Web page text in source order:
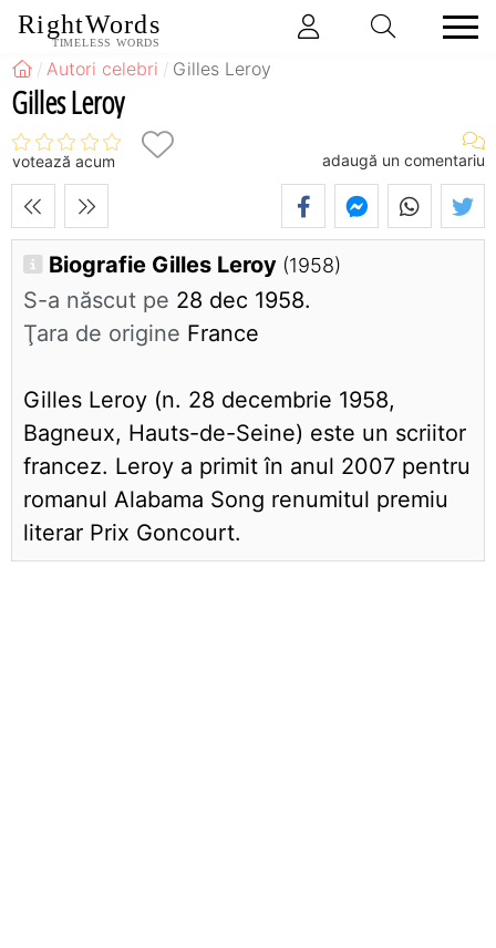
RightWords
TIMELESS WORDS
Autori celebri Gilles Leroy
Gilles Leroy
votează acum adaugă un comentariu
Biografie Gilles Leroy (1958)
S-a născut pe 28 dec 1958.
Ţara de origine France
Gilles Leroy (n. 28 decembrie 1958,
Bagneux, Hauts-de-Seine) este un scriitor
francez. Leroy a primit în anul 2007 pentru
romanul Alabama Song renumitul premiu
literar Prix Goncourt.